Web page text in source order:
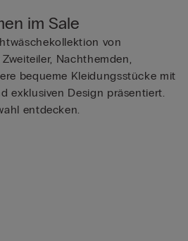
im Sale
von
Nachthemden,
bequeme Kleidungsstücke mit
exklusiven Design präsentiert.
entdecken.